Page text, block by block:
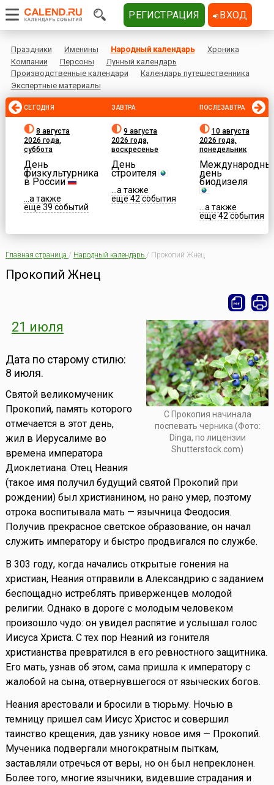
Праздники Именины Народный календарь
Хроника
Компании
Персоны
Лунный календарь
Производственные календари
Календарь путешественника
Экспертные материалы
СЕГОДНЯ
8 августа
2026 года,
суббота
День
физкультурника
в России
...а также
еще 39 событий
ЗАВТРА
9 августа
2026 года,
воскресенье
День
строителя
...а также
еще 42 события
ПОСЛЕЗАВТРА
10 августа
2026 года,
понедельник
день
биодизеля
...а также
еще 42 события
Главная страница / Народный календарь / Прокопий Жнец
Прокопий Жнец
С Прокопия начинала
поспевать черника (Фото:
Dinga, по лицензии
Shutterstock.com)
21 июля
Дата по старому стилю:
8 июля.
Святой великомученик
Прокопий, память которого
отмечается в этот день,
жил в Иерусалиме во
времена императора
Диоклетиана. Отец Неания
(такое имя получил будущий святой Прокопий при
рождении) был христианином, но рано умер, поэтому
отрока воспитывала мать — язычница Феодосия.
Получив прекрасное светское образование, он начал
служить императору и быстро продвигался по службе.
В 303 году, когда начались открытые гонения на
христиан, Неания отправили в Александрию с заданием
беспощадно истреблять приверженцев молодой
религии. Однако в дороге с молодым человеком
произошло чудо: он увидел распятие и услышал голос
Иисуса Христа. С тех пор Неаний из гонителя
христианства превратился в его ревностного защитника.
Его мать, узнав об этом, сама пришла к императору с
жалобой на сына, отвернувшегося от языческих богов.
Неания арестовали и бросили в тюрьму. Ночью в
темницу пришел сам Иисус Христос и совершил
таинство крещения, дав узнику новое имя — Прокопий.
Мученика подвергали многократным пыткам,
заставляли отречься от веры, но он был непреклонен.
Более того, многие язычники, видевшие страдания и
РЕГИСТРАЦИЯ ВХОД